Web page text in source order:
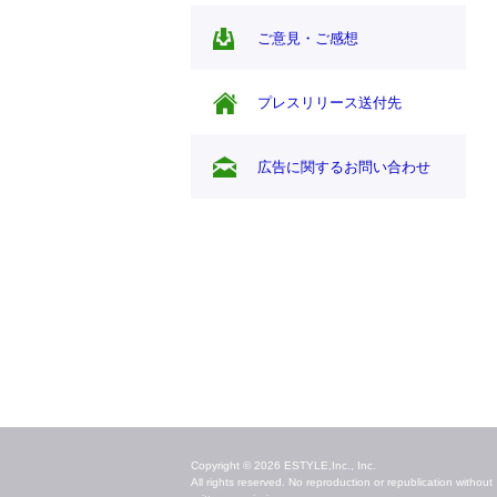
ご意見・ご感想
プレスリリース送付先
広告に関するお問い合わせ
Copyright © 2026 ESTYLE,Inc., Inc.
All rights reserved. No reproduction or republication without